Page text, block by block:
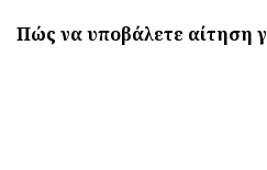
Πώς να υποβάλετε αίτηση